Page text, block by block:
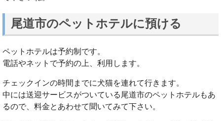
尾道市のペットホテルに預ける
ペットホテルは予約制です。
電話やネットで予約の上、利用します。
チェックインの時間までに犬猫を連れて行きます。
中には送迎サービスがついている尾道市のペットホテルもあ
るので、料金とあわせて聞いてみて下さい。